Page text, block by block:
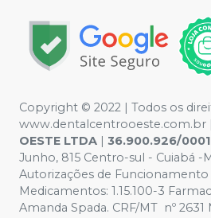
Copyright © 2022 | Todos os
www.dentalcentrooeste.com.br |
OESTE LTDA | 36.900.926/
Junho, 815 Centro-sul - Cuiabá -
Autorizações de Funcionamento
Medicamentos: 1.15.100-3
Amanda Spada. CRF/MT nº